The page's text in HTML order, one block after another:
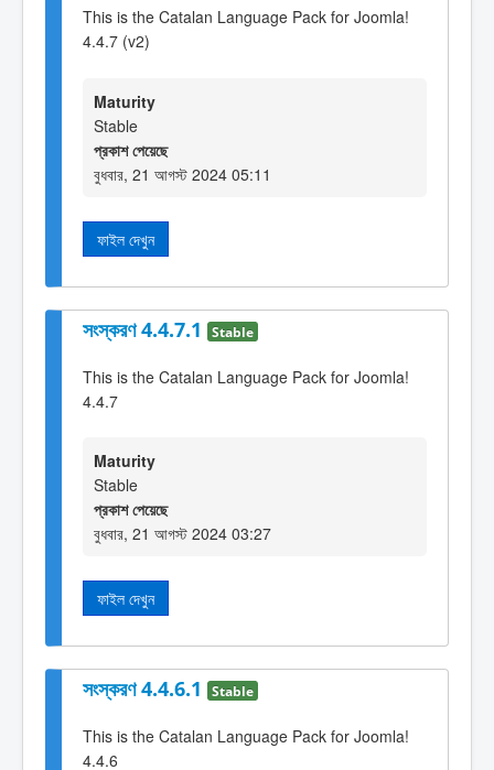
This is the Catalan Language Pack for Joomla!
4.4.7 (v2)
Maturity
Stable
প্রকাশ পেয়েছে
বুধবার, 21 আগস্ট 2024 05:11
ফাইল দেখুন
সংস্করণ 4.4.7.1 Stable
This is the Catalan Language Pack for Joomla!
4.4.7
Maturity
Stable
প্রকাশ পেয়েছে
বুধবার, 21 আগস্ট 2024 03:27
ফাইল দেখুন
সংস্করণ 4.4.6.1 Stable
This is the Catalan Language Pack for Joomla!
4.4.6